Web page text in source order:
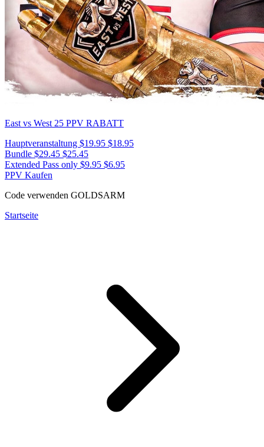
East vs West 25 PPV RABATT
Hauptveranstaltung $19.95 $18.95
Bundle $29.45 $25.45
Extended Pass only $9.95 $6.95
PPV Kaufen
Code verwenden GOLDSARM
Startseite